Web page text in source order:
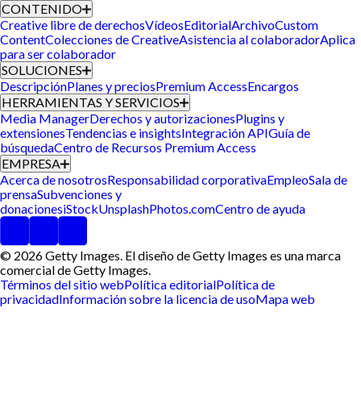
CONTENIDO
Creative libre de derechosVídeosEditorialArchivoCustom
ContentColecciones de CreativeAsistencia al colaboradorAplica
para ser colaborador
SOLUCIONES
DescripciónPlanes y preciosPremium AccessEncargos
HERRAMIENTAS Y SERVICIOS
Media ManagerDerechos y autorizacionesPlugins y
extensionesTendencias e insightsIntegración APIGuía de
búsquedaCentro de Recursos Premium Access
EMPRESA
Acerca de nosotrosResponsabilidad corporativaEmpleoSala de
prensaSubvenciones y
donacionesiStockUnsplashPhotos.comCentro de ayuda
© 2026 Getty Images. El diseño de Getty Images es una marca
comercial de Getty Images.
Términos del sitio webPolítica editorialPolítica de
privacidadInformación sobre la licencia de usoMapa web